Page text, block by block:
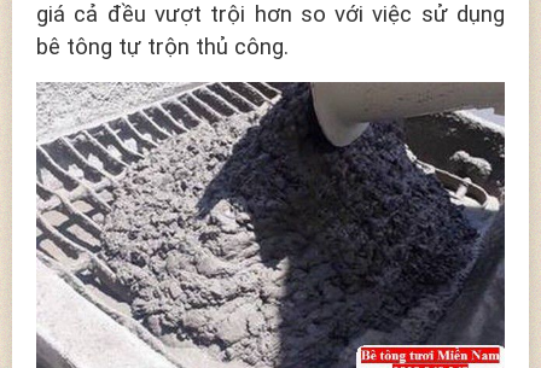
giá cả đều vượt trội hơn so với việc sử dụng
bê tông tự trộn thủ công.